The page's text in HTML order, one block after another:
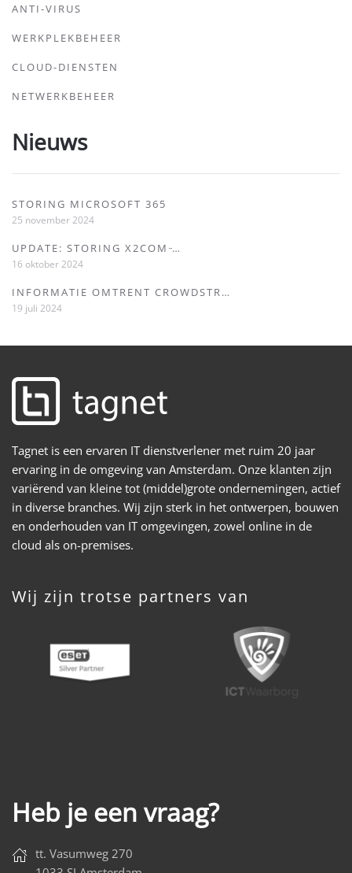
ANTI-VIRUS
WERKPLEKBEHEER
CLOUD-DIENSTEN
NETWERKBEHEER
Nieuws
STORING MICROSOFT 365
25 november 2024
UPDATE: STORING X2COM ̵…
16 oktober 2024
INFORMATIE OMTRENT CROWDSTR…
19 juli 2024
Tagnet is een ervaren IT dienstverlener met ruim 20 jaar
ervaring in de omgeving van Amsterdam. Onze klanten zijn
variërend van kleine tot (middel)grote ondernemingen, actief
in diverse branches. Wij zijn sterk in het ontwerpen, bouwen
en onderhouden van IT omgevingen, zowel online in de
cloud als on-premises.
Wij zijn trotse partners van
Heb je een vraag?
tt. Vasumweg 270